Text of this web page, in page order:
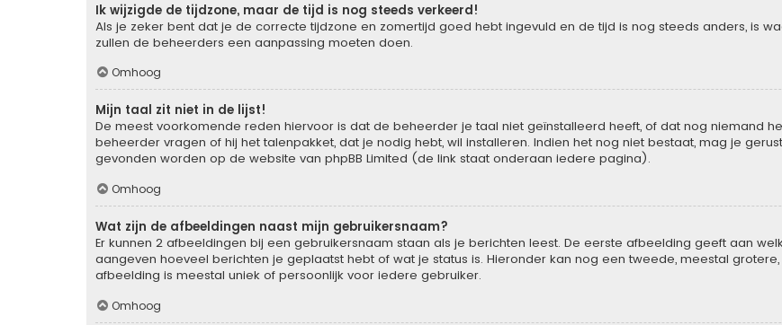
Ik wijzigde de tijdzone, maar de tijd is nog steeds verkeerd!
Als je zeker bent dat je de correcte tijdzone en zomertijd goed hebt ingevuld en de tijd is nog steeds anders, is
zullen de beheerders een aanpassing moeten doen.
Omhoog
Mijn taal zit niet in de lijst!
De meest voorkomende reden hiervoor is dat de beheerder je taal niet geïnstalleerd heeft, of dat nog niemand
beheerder vragen of hij het talenpakket, dat je nodig hebt, wil installeren. Indien het nog niet bestaat, mag je
gevonden worden op de website van phpBB Limited (de link staat onderaan iedere pagina).
Omhoog
Wat zijn de afbeeldingen naast mijn gebruikersnaam?
Er kunnen 2 afbeeldingen bij een gebruikersnaam staan als je berichten leest. De eerste afbeelding geeft aan
aangeven hoeveel berichten je geplaatst hebt of wat je status is. Hieronder kan nog een tweede, meestal
afbeelding is meestal uniek of persoonlijk voor iedere gebruiker.
Omhoog